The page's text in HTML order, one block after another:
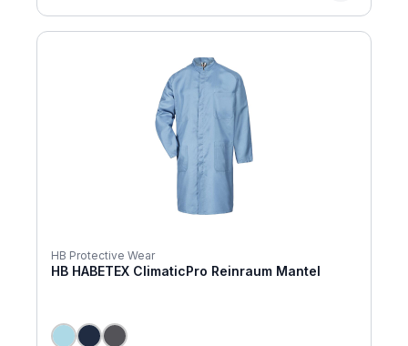
HB Protective Wear
HB HABETEX ClimaticPro Reinraum Mantel